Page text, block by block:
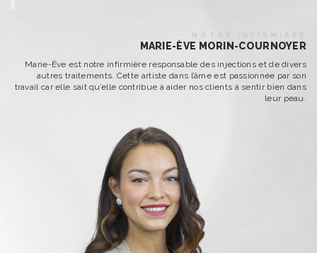
MARIE-ÈVE MORIN-COURNOYER
Marie-Ève est notre infirmière responsable des injections et de divers
autres traitements. Cette artiste dans l’âme est passionnée par son
travail car elle sait qu’elle contribue à aider nos clients à sentir bien dans
leur peau.